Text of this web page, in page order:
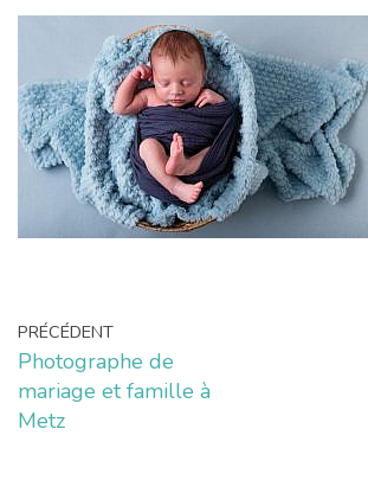
PRÉCÉDENT
Photographe de
mariage et famille à
Metz